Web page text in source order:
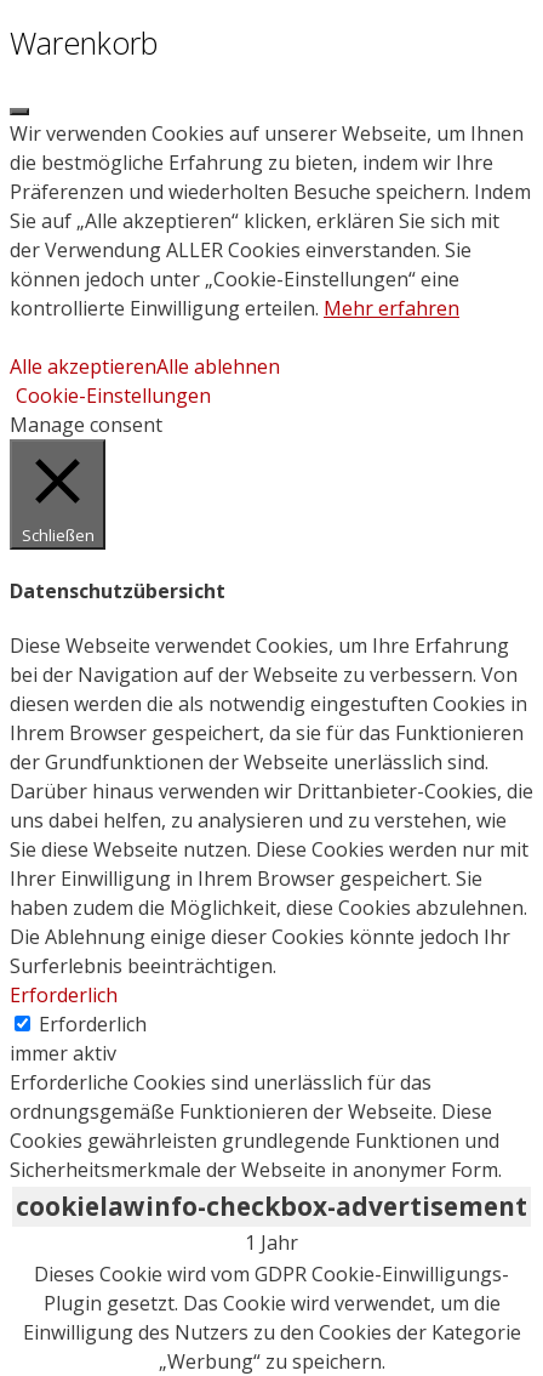
Warenkorb
Close
Wir verwenden Cookies auf unserer Webseite, um Ihnen
die bestmögliche Erfahrung zu bieten, indem wir Ihre
Präferenzen und wiederholten Besuche speichern. Indem
Sie auf „Alle akzeptieren“ klicken, erklären Sie sich mit
der Verwendung ALLER Cookies einverstanden. Sie
können jedoch unter „Cookie-Einstellungen“ eine
kontrollierte Einwilligung erteilen. Mehr erfahren
Alle akzeptierenAlle ablehnen
Cookie-Einstellungen
Manage consent
Schließen
Datenschutzübersicht
Diese Webseite verwendet Cookies, um Ihre Erfahrung
bei der Navigation auf der Webseite zu verbessern. Von
diesen werden die als notwendig eingestuften Cookies in
Ihrem Browser gespeichert, da sie für das Funktionieren
der Grundfunktionen der Webseite unerlässlich sind.
Darüber hinaus verwenden wir Drittanbieter-Cookies, die
uns dabei helfen, zu analysieren und zu verstehen, wie
Sie diese Webseite nutzen. Diese Cookies werden nur mit
Ihrer Einwilligung in Ihrem Browser gespeichert. Sie
haben zudem die Möglichkeit, diese Cookies abzulehnen.
Die Ablehnung einige dieser Cookies könnte jedoch Ihr
Surferlebnis beeinträchtigen.
Erforderlich
Erforderlich
immer aktiv
Erforderliche Cookies sind unerlässlich für das
ordnungsgemäße Funktionieren der Webseite. Diese
Cookies gewährleisten grundlegende Funktionen und
Sicherheitsmerkmale der Webseite in anonymer Form.
cookielawinfo-checkbox-advertisement
1 Jahr
Dieses Cookie wird vom GDPR Cookie-Einwilligungs-
Plugin gesetzt. Das Cookie wird verwendet, um die
Einwilligung des Nutzers zu den Cookies der Kategorie
„Werbung“ zu speichern.